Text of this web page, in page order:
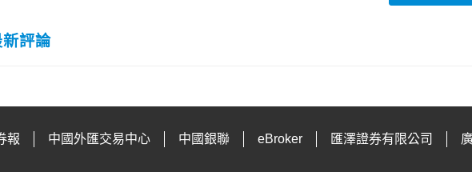
新評論
報 中國外匯交易中心 中國銀聯 eBroker 匯澤證券有限公司